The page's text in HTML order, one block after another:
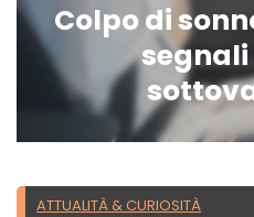
Colpo di
segnali
ATTUALITÀ & CURIOSITÀ